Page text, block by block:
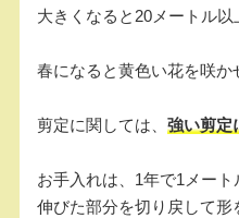
大きくなると20メートル以
春になると黄色い花を咲か
剪定に関しては、強い剪定
お手入れは、1年で1メート
伸びた部分を切り戻して形